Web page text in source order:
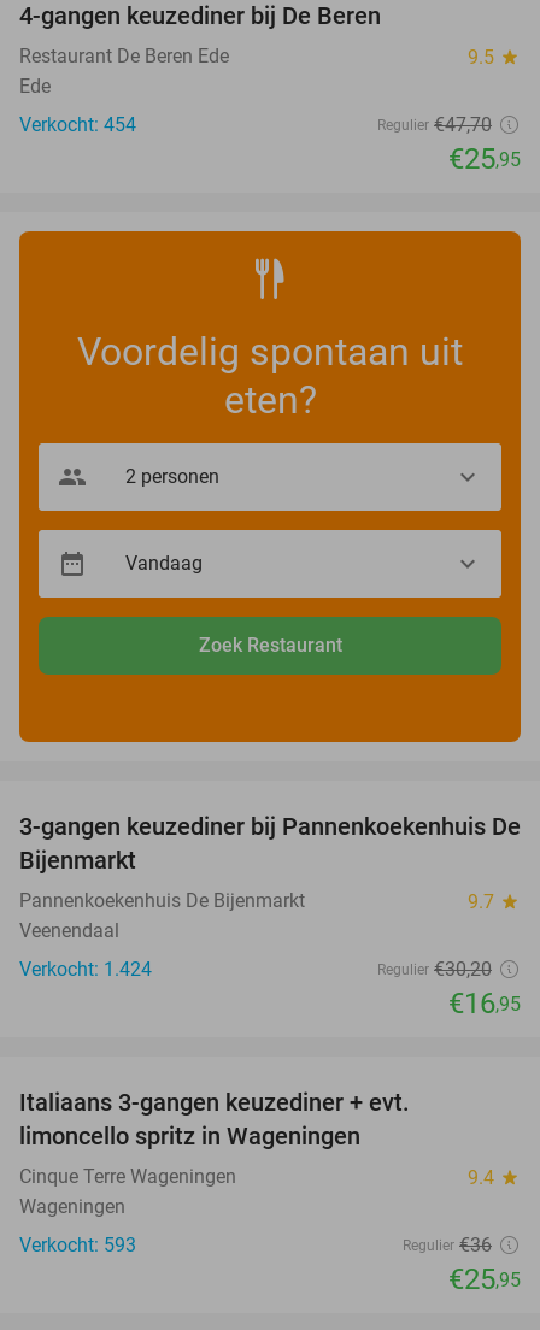
4-gangen keuzediner bij De Beren
Restaurant De Beren Ede 9.5 star
Ede
Verkocht: 454
Regulier €47,70
€25,95
Voordelig spontaan uit
eten?
Zoek Restaurant
44%
3-gangen keuzediner bij Pannenkoekenhuis De
Bijenmarkt
Pannenkoekenhuis De Bijenmarkt 9.7 star
Veenendaal
Verkocht: 1.424
Regulier €30,20
€16,95
Italiaans 3-gangen keuzediner + evt.
limoncello spritz in Wageningen
Cinque Terre Wageningen 9.4 star
Wageningen
Verkocht: 593
Regulier €36
€25,95